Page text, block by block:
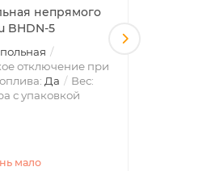
непрямого
BHDN-5
отключение при
Да
Вес:
с упаковкой
мало